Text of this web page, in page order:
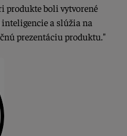
produkte boli vytvorené
a slúžia na
prezentáciu produktu."